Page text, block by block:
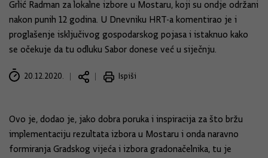
Grlić Radman za lokalne izbore u Mostaru, koji su ondje održani
nakon punih 12 godina. U Dnevniku HRT-a komentirao je i
proglašenje isključivog gospodarskog pojasa i istaknuo kako
se očekuje da tu odluku Sabor donese već u siječnju.
20.12.2020. Ispiši
Ovo je, dodao je, jako dobra poruka i inspiracija za što bržu
implementaciju rezultata izbora u Mostaru i onda naravno
formiranja Gradskog vijeća i izbora gradonačelnika, tu je